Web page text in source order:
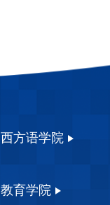
西方语学院
教育学院